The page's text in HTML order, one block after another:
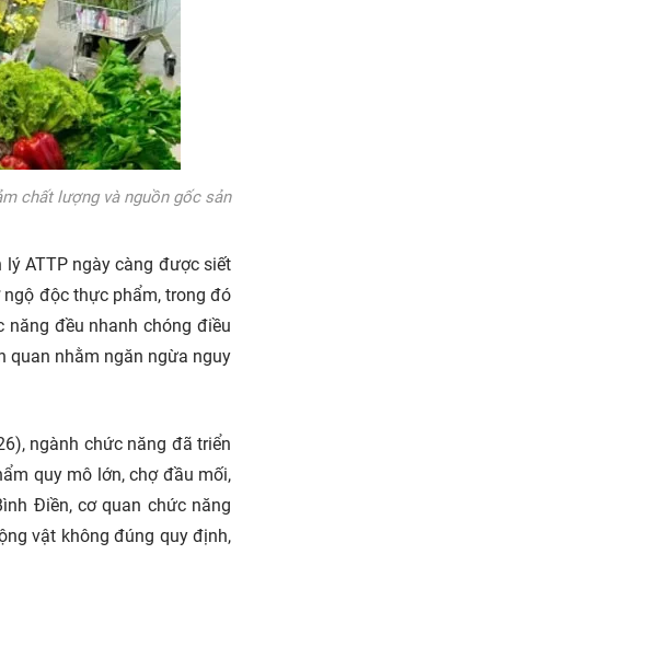
chất lượng và nguồn gốc sản
lý ATTP ngày càng được siết
độc thực phẩm, trong đó
đều nhanh chóng điều
quan nhằm ngăn ngừa nguy
ngành chức năng đã triển
quy mô lớn, chợ đầu mối,
Điền, cơ quan chức năng
vật không đúng quy định,